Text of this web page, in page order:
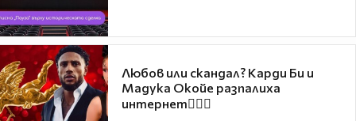
Любов или скандал? Карди Би и
Мадука Окойе разпалиха
интернет❤️‍🔥🔥